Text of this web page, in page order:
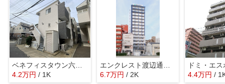
ベネフィスタウン六本松2
4.2万円 / 1K
6.7万円 / 2K 4.4万円 /